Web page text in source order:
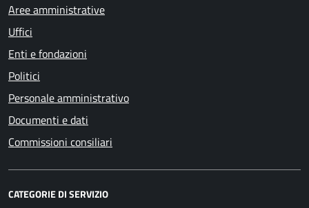
Aree amministrative
Uffici
Enti e fondazioni
Politici
Personale amministrativo
Documenti e dati
Commissioni consiliari
CATEGORIE DI SERVIZIO